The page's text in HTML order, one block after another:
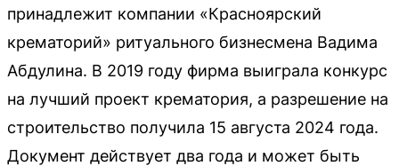
принадлежит компании «Красноярский
крематорий» ритуального бизнесмена Вадима
Абдулина. В 2019 году фирма выиграла конкурс
на лучший проект крематория, а разрешение на
строительство получила 15 августа 2024 года.
Документ действует два года и может быть